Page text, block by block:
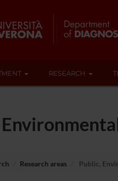
RESEARCH
Research areas Public,